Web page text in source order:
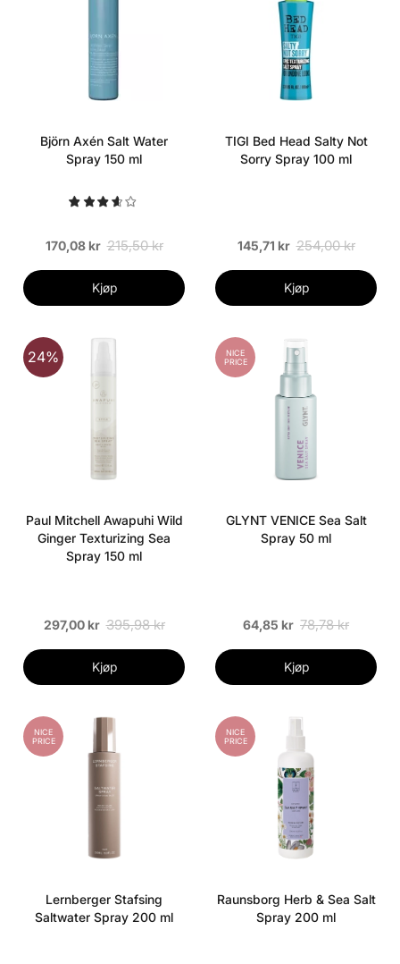
Björn Axén Salt Water
Spray 150 ml
170,08 kr 215,50 kr
Kjøp
TIGI Bed Head Salty Not
Sorry Spray 100 ml
145,71 kr 254,00 kr
Kjøp
24%
Paul Mitchell Awapuhi Wild
Ginger Texturizing Sea
Spray 150 ml
297,00 kr 395,98 kr
Kjøp
NICE
PRICE
GLYNT VENICE Sea Salt
Spray 50 ml
64,85 kr 78,78 kr
Kjøp
NICE
PRICE
Lernberger Stafsing
Saltwater Spray 200 ml
NICE
PRICE
Raunsborg Herb & Sea Salt
Spray 200 ml